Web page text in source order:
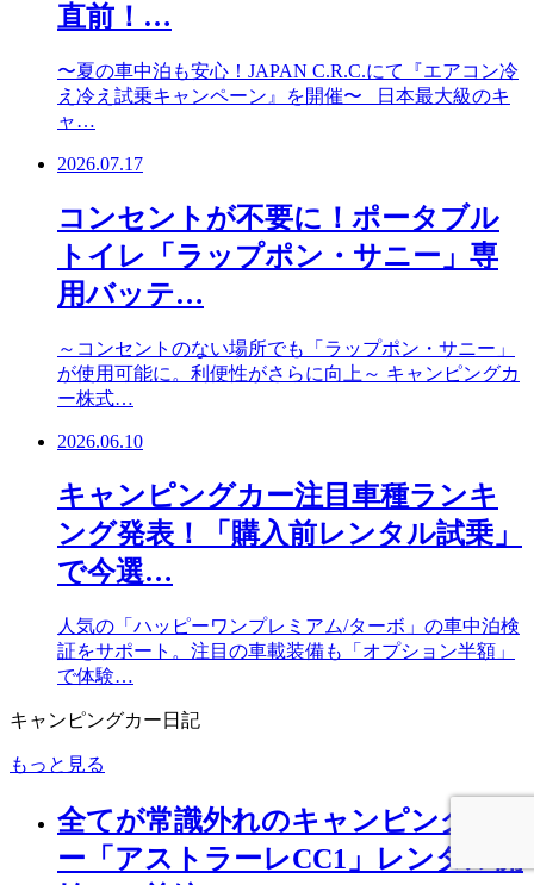
直前！…
〜夏の車中泊も安心！JAPAN C.R.C.にて『エアコン冷
え冷え試乗キャンペーン』を開催〜 日本最大級のキ
ャ…
2026.07.17
コンセントが不要に！ポータブル
トイレ「ラップポン・サニー」専
用バッテ…
～コンセントのない場所でも「ラップポン・サニー」
が使用可能に。利便性がさらに向上～ キャンピングカ
ー株式…
2026.06.10
キャンピングカー注目車種ランキ
ング発表！「購入前レンタル試乗」
で今選…
人気の「ハッピーワンプレミアム/ターボ」の車中泊検
証をサポート。注目の車載装備も「オプション半額」
で体験…
キャンピングカー日記
もっと見る
全てが常識外れのキャンピングカ
ー「アストラーレCC1」レンタル開